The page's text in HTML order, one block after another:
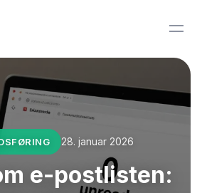
28. januar 2026
e-postlisten: